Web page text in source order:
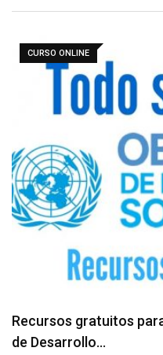
CURSO ONLINE
Recursos gratuitos
de Desarrollo…